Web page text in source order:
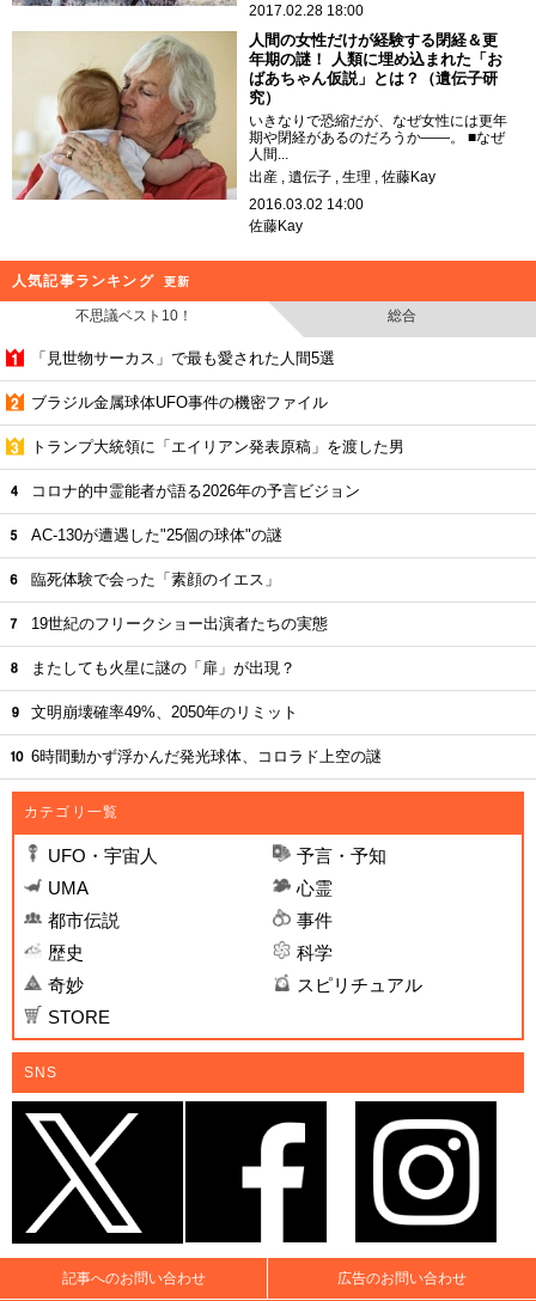
2017.02.28 18:00
人間の女性だけが経験する閉経＆更
年期の謎！ 人類に埋め込まれた「お
ばあちゃん仮説」とは？（遺伝子研
究）
いきなりで恐縮だが、なぜ女性には更年
期や閉経があるのだろうか――。 ■なぜ
人間...
出産
遺伝子 生理
佐藤Kay
2016.03.02 14:00
佐藤Kay
人気記事ランキング 更新
不思議ベスト10！ 総合
「見世物サーカス」で最も愛された人間5選
ブラジル金属球体UFO事件の機密ファイル
トランプ大統領に「エイリアン発表原稿」を渡した男
コロナ的中霊能者が語る2026年の予言ビジョン
AC-130が遭遇した"25個の球体"の謎
臨死体験で会った「素顔のイエス」
19世紀のフリークショー出演者たちの実態
またしても火星に謎の「扉」が出現？
文明崩壊確率49%、2050年のリミット
6時間動かず浮かんだ発光球体、コロラド上空の謎
カテゴリ一覧
UFO・宇宙人
予言・予知
UMA
心霊
都市伝説
事件
歴史
科学
奇妙
スピリチュアル
STORE
SNS
記事へのお問い合わせ 広告のお問い合わせ